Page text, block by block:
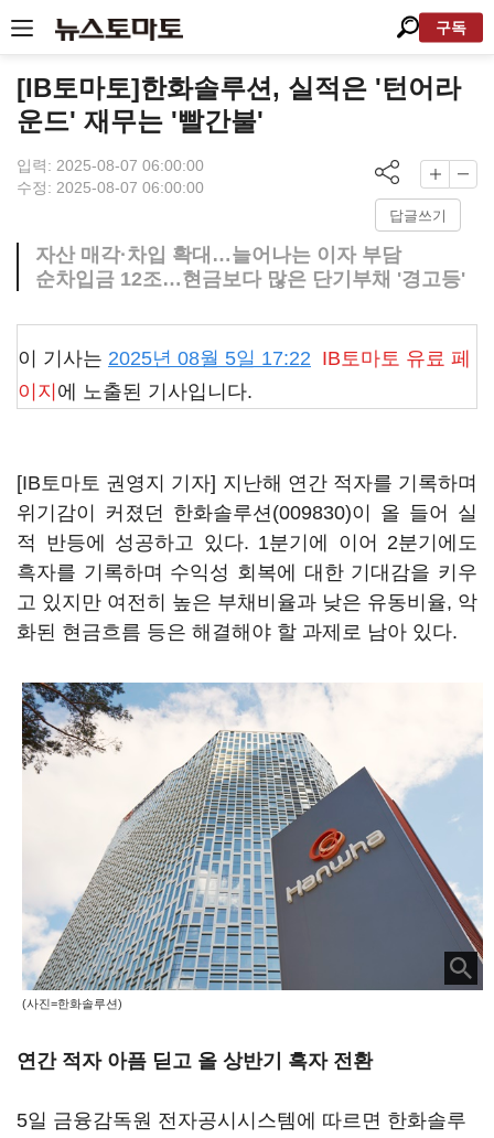
구독
[IB토마토]한화솔루션, 실적은 '턴어라
운드' 재무는 '빨간불'
입력: 2025-08-07 06:00:00
수정: 2025-08-07 06:00:00
답글쓰기
자산 매각·차입 확대…늘어나는 이자 부담
순차입금 12조…현금보다 많은 단기부채 '경고등'
이 기사는 2025년 08월 5일 17:22 IB토마토 유료 페
이지 에 노출된 기사입니다.
[IB토마토 권영지 기자] 지난해 연간 적자를 기록하며
위기감이 커졌던 한화솔루션(009830)이 올 들어 실
적 반등에 성공하고 있다. 1분기에 이어 2분기에도
흑자를 기록하며 수익성 회복에 대한 기대감을 키우
고 있지만 여전히 높은 부채비율과 낮은 유동비율, 악
화된 현금흐름 등은 해결해야 할 과제로 남아 있다.
(사진=한화솔루션)
연간 적자 아픔 딛고 올 상반기 흑자 전환
5일 금융감독원 전자공시시스템에 따르면 한화솔루